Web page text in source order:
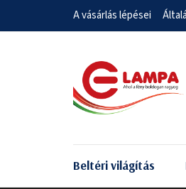
A vásárlás lépései
Beltéri világítás